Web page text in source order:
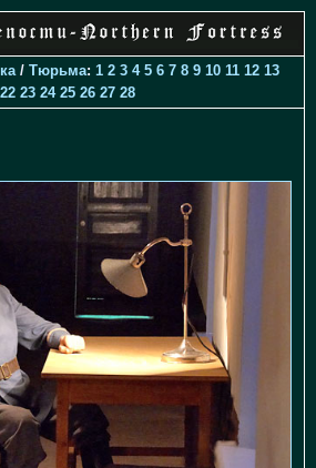
/ Тюрьма: 1 2 3 4 5 6 7 8 9 10 11 12 13
22 23 24 25 26 27 28